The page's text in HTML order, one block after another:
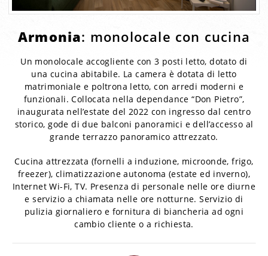
Armonia: monolocale con cucina
Un monolocale accogliente con 3 posti letto, dotato di
una cucina abitabile. La camera è dotata di letto
matrimoniale e poltrona letto, con arredi moderni e
funzionali. Collocata nella dependance “Don Pietro”,
inaugurata nell’estate del 2022 con ingresso dal centro
storico, gode di due balconi panoramici e dell’accesso al
grande terrazzo panoramico attrezzato.
Cucina attrezzata (fornelli a induzione, microonde, frigo,
freezer), climatizzazione autonoma (estate ed inverno),
Internet Wi-Fi, TV. Presenza di personale nelle ore diurne
e servizio a chiamata nelle ore notturne. Servizio di
pulizia giornaliero e fornitura di biancheria ad ogni
cambio cliente o a richiesta.